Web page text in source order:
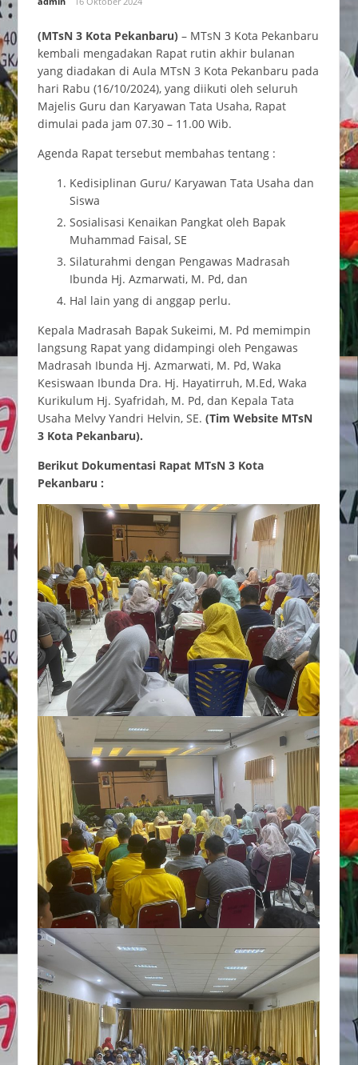
(MTsN 3 Kota Pekanbaru)– MTsN 3 Kota Pekanbaru
kembali mengadakan Rapat rutin akhir bulanan
yang diadakan di Aula MTsN 3 Kota Pekanbaru pada
hari Rabu (16/10/2024), yang diikuti oleh seluruh
Majelis Guru dan Karyawan Tata Usaha, Rapat
dimulai pada jam 07.30 – 11.00 Wib.
Agenda Rapat tersebut membahas tentang :
Kedisiplinan Guru/ Karyawan Tata Usaha dan
Siswa
Sosialisasi Kenaikan Pangkat oleh Bapak
Muhammad Faisal, SE
Silaturahmi dengan Pengawas Madrasah
Ibunda Hj. Azmarwati, M. Pd, dan
Hal lain yang di anggap perlu.
Kepala Madrasah Bapak Sukeimi, M. Pd memimpin
langsung Rapat yang didampingi oleh Pengawas
Madrasah Ibunda Hj. Azmarwati, M. Pd, Waka
Kesiswaan Ibunda Dra. Hj. Hayatirruh, M.Ed, Waka
Kurikulum Hj. Syafridah, M. Pd, dan Kepala Tata
Usaha Melvy Yandri Helvin, SE. (Tim Website MTsN
3 Kota Pekanbaru).
Berikut Dokumentasi Rapat MTsN 3 Kota
Pekanbaru :